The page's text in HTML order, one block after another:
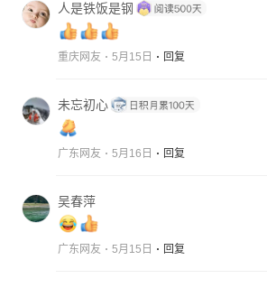
人是铁饭是钢
重庆网友 5月15日 回复
未忘初心
广东网友 5月16日 回复
吴春萍
广东网友 5月15日 回复